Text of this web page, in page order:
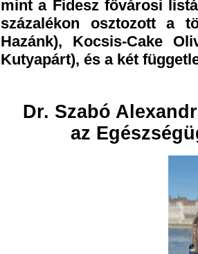
Kutyapárt), és a két
Dr. Szabó
az